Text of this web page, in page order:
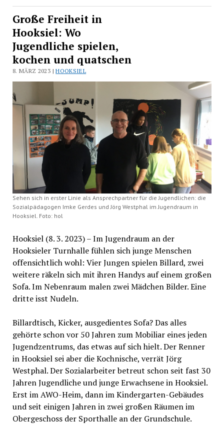
Große Freiheit in
Hooksiel: Wo
Jugendliche spielen,
kochen und quatschen
8. MÄRZ 2023 |HOOKSIEL
Sehen sich in erster Linie als Ansprechpartner für die Jugendlichen: die
Sozialpädagogen Imke Gerdes und Jörg Westphal im Jugendraum in
Hooksiel. Foto: hol
Hooksiel (8. 3. 2023) – Im Jugendraum an der
Hooksieler Turnhalle fühlen sich junge Menschen
offensichtlich wohl: Vier Jungen spielen Billard, zwei
weitere räkeln sich mit ihren Handys auf einem großen
Sofa. Im Nebenraum malen zwei Mädchen Bilder. Eine
dritte isst Nudeln.
Billardtisch, Kicker, ausgedientes Sofa? Das alles
gehörte schon vor 50 Jahren zum Mobiliar eines jeden
Jugendzentrums, das etwas auf sich hielt. Der Renner
in Hooksiel sei aber die Kochnische, verrät Jörg
Westphal. Der Sozialarbeiter betreut schon seit fast 30
Jahren Jugendliche und junge Erwachsene in Hooksiel.
Erst im AWO-Heim, dann im Kindergarten-Gebäudes
und seit einigen Jahren in zwei großen Räumen im
Obergeschoss der Sporthalle an der Grundschule.